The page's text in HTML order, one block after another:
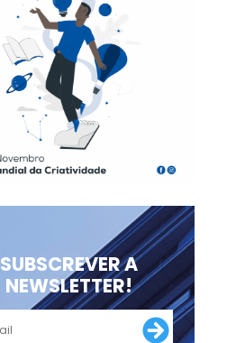
SUBSCREVER A
NEWSLETTER!